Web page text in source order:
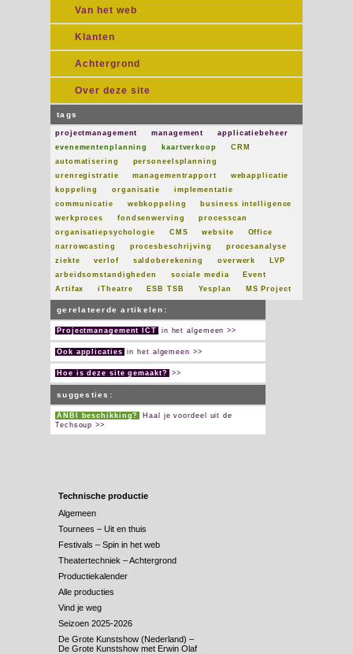
Van het web
Klanten
Achtergrond
Over deze site
tags
projectmanagement management
applicatiebeheer
evenementenplanning
kaartverkoop
CRM
automatisering
personeelsplanning
urenregistratie
managementrapport
webapplicatie
koppeling
organisatie
implementatie
communicatie
webkoppeling
business intelligence
werkproces
fondsenwerving
processcan
organisatiepsychologie
CMS website
Office
narrowcasting
procesbeschrijving
procesanalyse
ziekte
verlof saldoberekening overwerk
LVP
arbeidsomstandigheden
sociale media
Event
Artifax
iTheatre ESB TSB Yesplan MS Project
gerelateerde artikelen:
Projectmanagement ICT in het algemeen >>
Ook applicaties in het algemeen >>
Hoe is deze site gemaakt? >>
suggesties:
ANBI beschikking?
Haal je voordeel uit de
Techsoup >>
Technische productie
Algemeen
Tournees – Uit en thuis
Festivals – Spin in het web
Theatertechniek – Achtergrond
Productiekalender
Alle producties
Vind je weg
Seizoen 2025-2026
De Grote Kunstshow (Nederland) –
De Grote Kunstshow met Erwin Olaf